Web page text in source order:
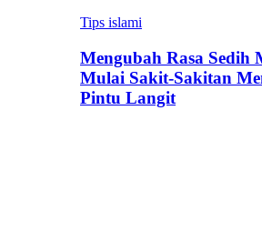
Tips islami
Mengubah Rasa Sedih
Mulai Sakit-Sakitan
Pintu Langit